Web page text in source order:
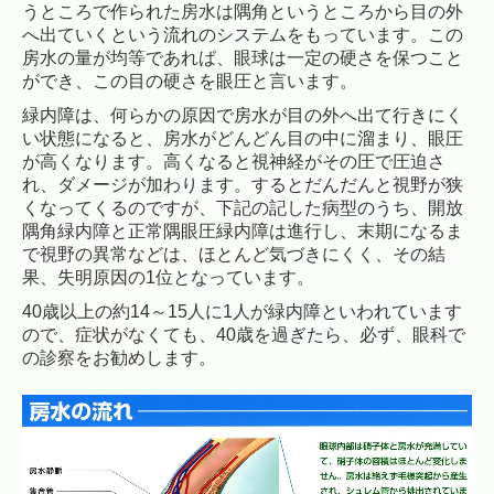
うところで作られた房水は隅角 というところから 目の外
へ出ていくという 流れのシステムをもっています。この
房水の量が均等であれば、眼球は一定の硬さを保つこと
ができ、この目の硬さを眼圧と言います。
緑内障は、何らかの原因で房水が目の外へ出て行きにく
い状態になると、房水がどんどん目の中に溜まり、眼圧
が高くなります。高くなると視神経がその圧で圧迫さ
れ、ダメージが加わります。 するとだんだんと視野が狭
くなってくるのですが、下記の記した病型のうち、開放
隅角緑内障と正常隅眼圧緑内障は進行し、末期になるま
で視野の異常などは、ほとんど気づきにくく、その結
果、失明原因の1位となっています。
40歳以上の約14～15人に1人が緑内障といわれています
ので、症状がなくても、40歳を過ぎたら、必ず、眼科で
の診察をお勧めします。